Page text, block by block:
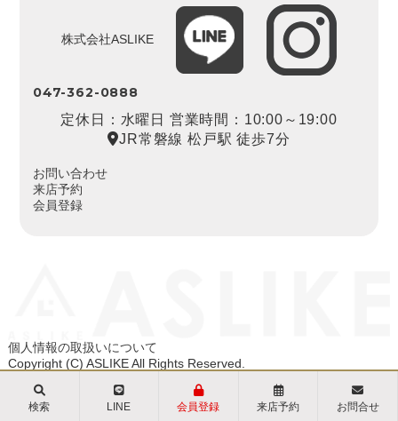
株式会社ASLIKE
047-362-0888
定休日：水曜日 営業時間：10:00～19:00
JR常磐線 松戸駅 徒歩7分
お問い合わせ
来店予約
会員登録
個人情報の取扱いについて
Copyright (C) ASLIKE All Rights Reserved.
検索 LINE 会員登録 来店予約 お問合せ